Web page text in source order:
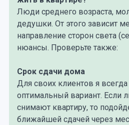
Люди среднего возраста,
дедушки. От этого зависит
направление сторон света
нюансы. Проверьте также:
Срок сдачи дома
Для своих клиентов я
оптимальный вариант. Если
снимают квартиру, то
ближайшей сдачей через